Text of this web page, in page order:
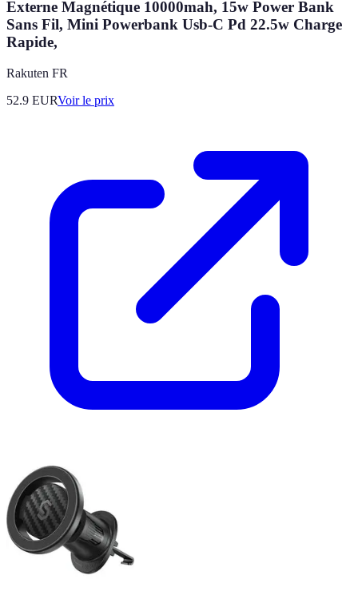
Externe Magnétique 10000mah, 15w Power Bank
Sans Fil, Mini Powerbank Usb-C Pd 22.5w Charge
Rapide,
Rakuten FR
52.9 EURVoir le prix